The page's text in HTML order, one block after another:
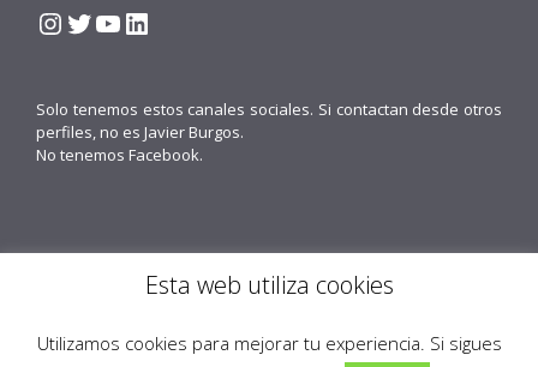
Instagram
Twitter
YouTube
LinkedIn
Solo tenemos estos canales sociales. Si contactan desde otros
perfiles, no es Javier Burgos.
No tenemos Facebook.
Contacto Política de cookies
Política de Privacidad
Obenus Servicios Digitales
Esta web utiliza cookies
Utilizamos cookies para mejorar tu experiencia. Si sigues